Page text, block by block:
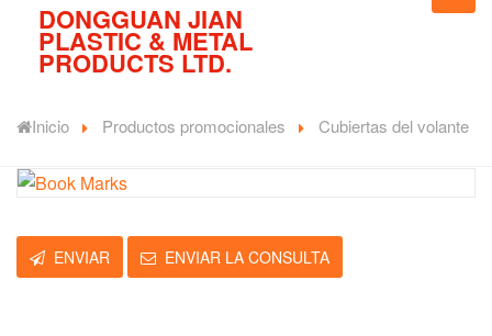
DONGGUAN JIAN
PLASTIC & METAL
PRODUCTS LTD.
Inicio Productos promocionales Cubiertas del volante
ENVIAR ENVIAR LA CONSULTA